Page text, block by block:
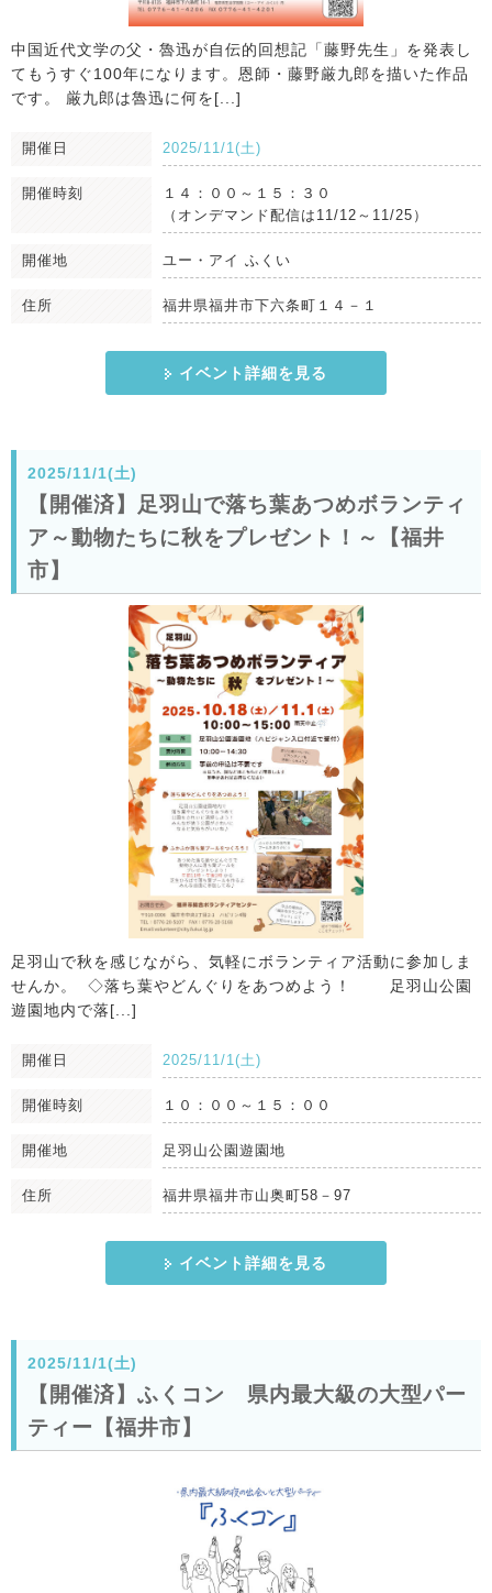
中国近代文学の父・魯迅が自伝的回想記「藤野先生」を発表し
てもうすぐ100年になります。恩師・藤野厳九郎を描いた作品
です。 厳九郎は魯迅に何を[...]
開催日 2025/11/1(土)
開催時刻
１４：００～１５：３０
（オンデマンド配信は11/12～11/25）
開催地 ユー・アイ ふくい
住所 福井県福井市下六条町１４－１
イベント詳細を見る
2025/11/1(土)
【開催済】足羽山で落ち葉あつめボランティ
ア～動物たちに秋をプレゼント！～【福井
市】
足羽山で秋を感じながら、気軽にボランティア活動に参加しま
せんか。‌ ‌ ◇落ち葉やどんぐりをあつめよう！ ‌ 足羽山公園
遊園地内で落[...]
開催日 2025/11/1(土)
開催時刻 １０：００～１５：００
開催地 足羽山公園遊園地
住所 福井県福井市山奥町58－97
イベント詳細を見る
2025/11/1(土)
【開催済】ふくコン 県内最大級の大型パー
ティー【福井市】